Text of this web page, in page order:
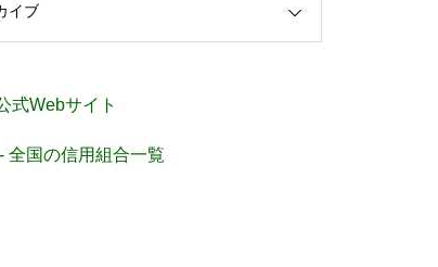
イブ
式Webサイト
全国の信用組合一覧